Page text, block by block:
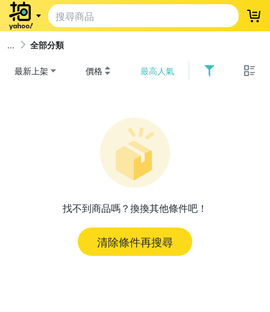
登
全部分類
最新上架 價格 最高人氣
找不到商品嗎？換換其他條件吧！
清除條件再搜尋